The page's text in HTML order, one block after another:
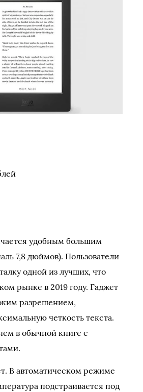
удобным большим
7,8 дюймов). Пользователи
одной из лучших, что
рынке в 2019 году. Гаджет
разрешением,
четкость текста.
в обычной книге с
В автоматическом режиме
подстраивается под